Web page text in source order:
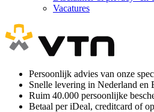
Vacatures
Persoonlijk advies van onze
Snelle levering in Nederland en
Ruim 40.000 persoonlijke
Betaal per iDeal, creditcard of